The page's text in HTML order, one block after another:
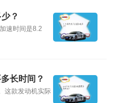
？
速时间是8.2
长时间？
这款发动机实际